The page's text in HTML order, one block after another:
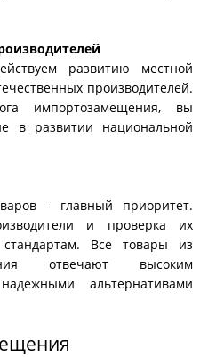
развитию местной
производителей.
импортозамещения, вы
в развитии национальной
- главный приоритет.
и проверка их
Все товары из
отвечают высоким
альтернативами